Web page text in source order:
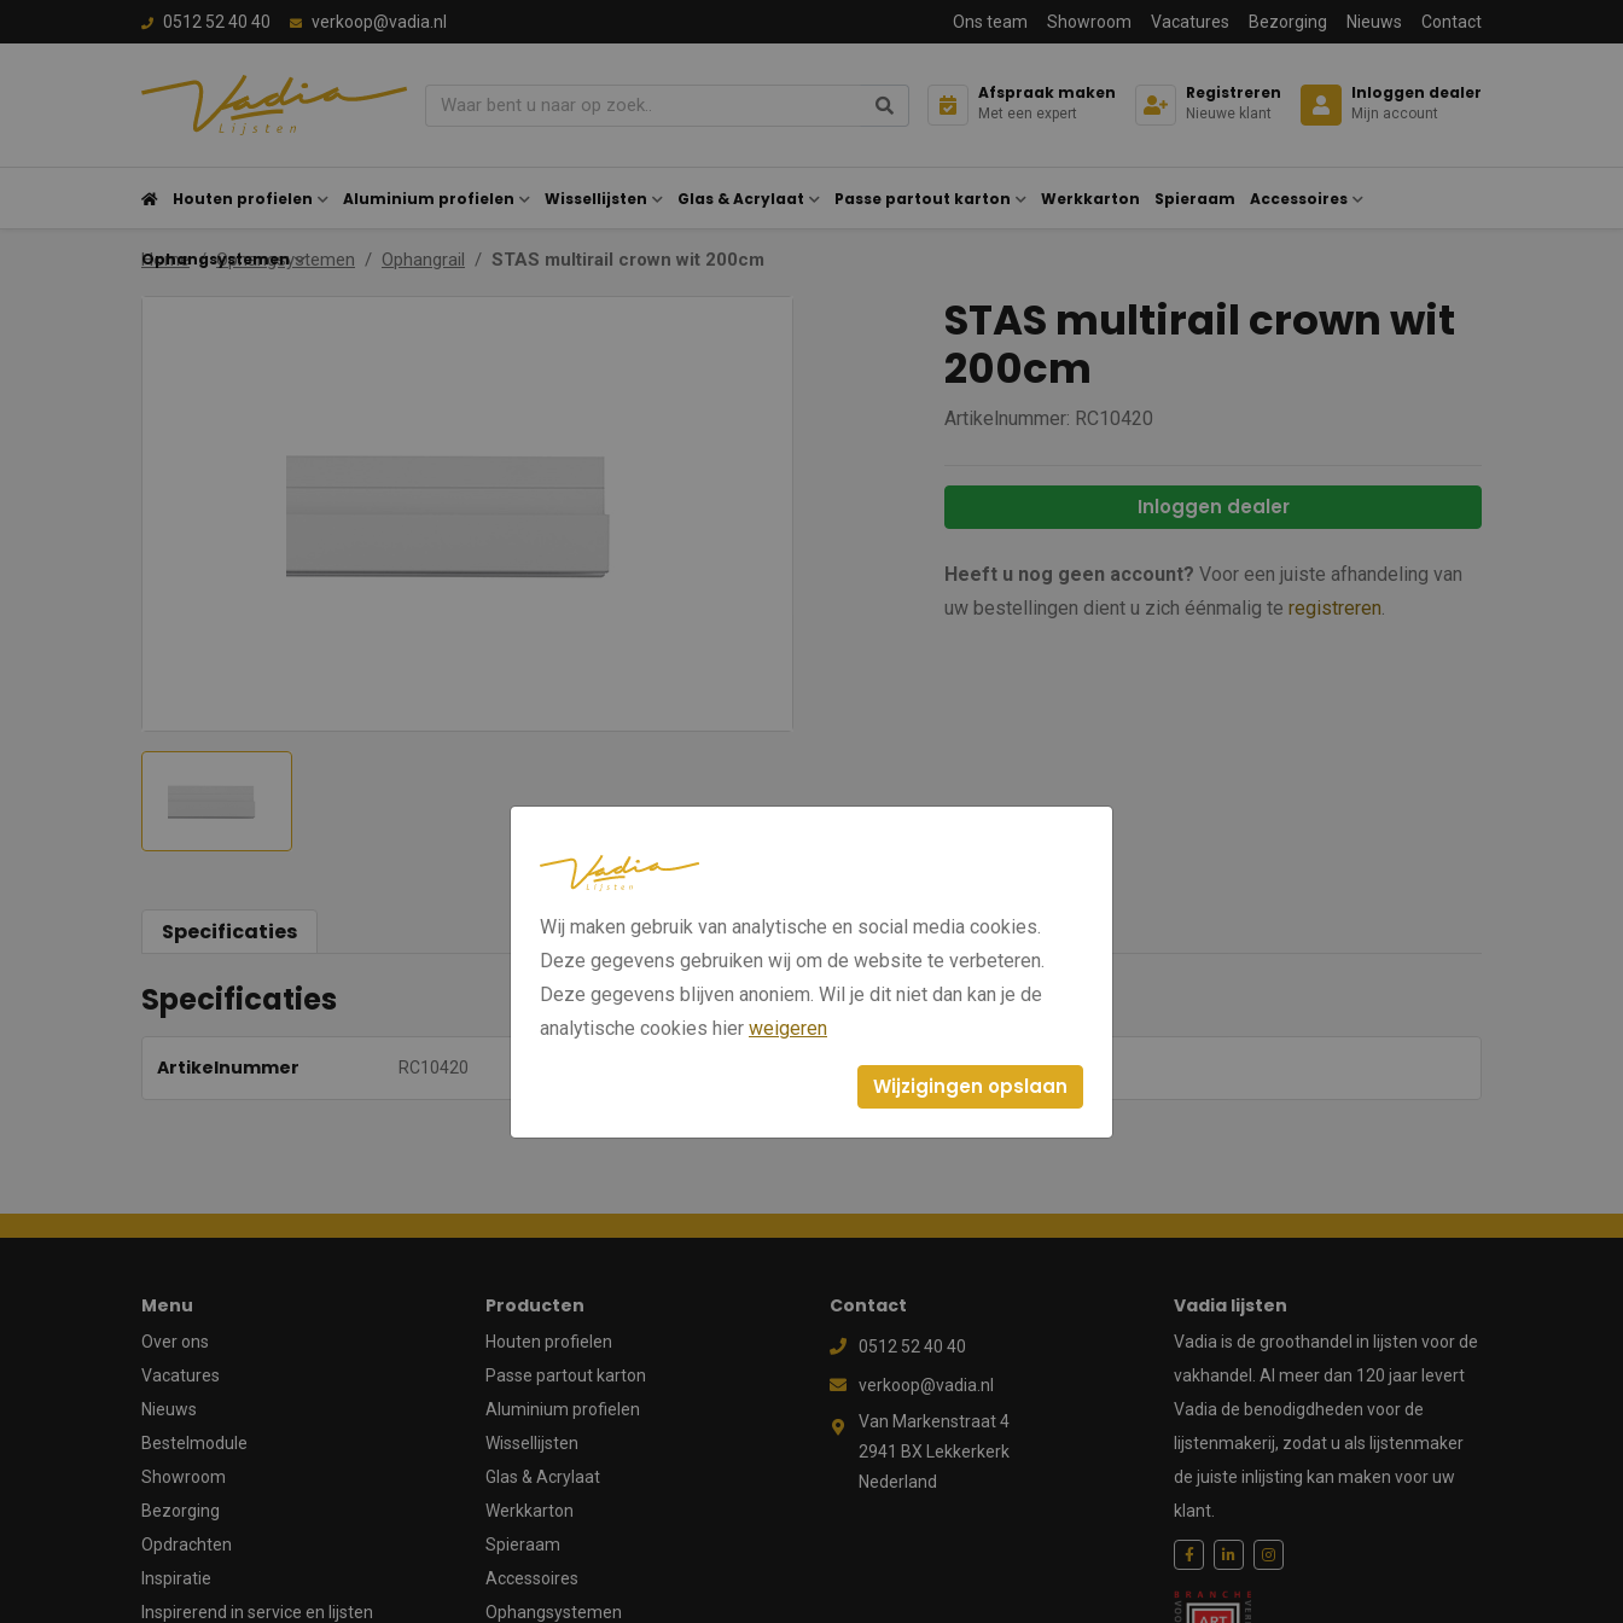
0512 52 40 40 verkoop@vadia.nl Ons team Showroom Vacatures Bezorging Nieuws Contact
Afspraak maken
Met een expert
Registreren
Nieuwe klant
Inloggen dealer
Mijn account
Houten profielen Aluminium profielen Wissellijsten Glas & Acrylaat Passe partout karton Werkkarton Spieraam Accessoires
Ophangsystemen
Home Ophangsystemen Ophangrail STAS multirail crown wit 200cm
STAS multirail crown wit
200cm
Artikelnummer: RC10420
Inloggen dealer
Heeft u nog geen account? Voor een juiste afhandeling van
uw bestellingen dient u zich éénmalig te registreren.
Specificaties
Specificaties
Artikelnummer RC10420
Menu
Over ons
Vacatures
Nieuws
Bestelmodule
Showroom
Bezorging
Opdrachten
Inspiratie
Inspirerend in service en lijsten
Producten
Houten profielen
Passe partout karton
Aluminium profielen
Wissellijsten
Glas & Acrylaat
Werkkarton
Spieraam
Accessoires
Ophangsystemen
Contact
0512 52 40 40
verkoop@vadia.nl
Van Markenstraat 4
2941 BX Lekkerkerk
Nederland
Vadia lijsten
Vadia is de groothandel in lijsten voor de
vakhandel. Al meer dan 120 jaar levert
Vadia de benodigdheden voor de
lijstenmakerij, zodat u als lijstenmaker
de juiste inlijsting kan maken voor uw
klant.
Wij maken gebruik van analytische en social media cookies.
Deze gegevens gebruiken wij om de website te verbeteren.
Deze gegevens blijven anoniem. Wil je dit niet dan kan je de
analytische cookies hier weigeren
Wijzigingen opslaan